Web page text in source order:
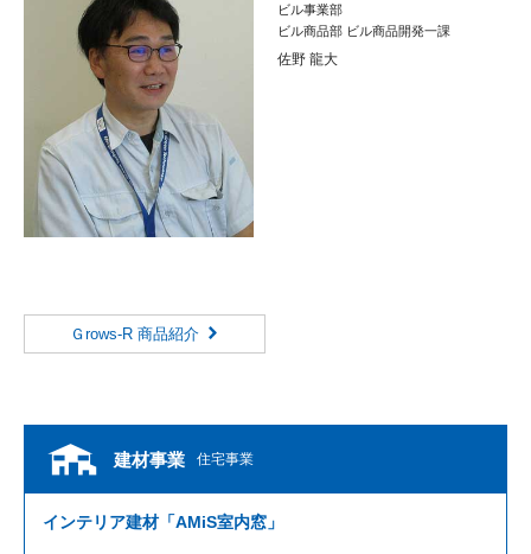
ビル事業部
ビル商品部 ビル商品開発一課
佐野 龍大
Ｇrows-R 商品紹介
建材事業 住宅事業
インテリア建材「AMiS室内窓」